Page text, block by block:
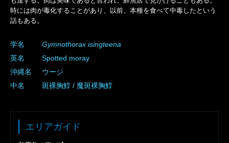
時には肉が毒化することがあり、以前、本種を食べて中毒したという
話もある。
学名 Gymnothorax isingteena
英名
Spotted moray
沖縄名
ウージ
中名
斑裸胸鯙 / 魔斑裸胸鯙
エリアガイド